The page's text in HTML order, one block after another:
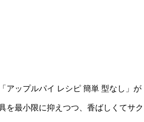
アップルパイ レシピ 簡単 型なし」が
を最小限に抑えつつ、香ばしくてサク